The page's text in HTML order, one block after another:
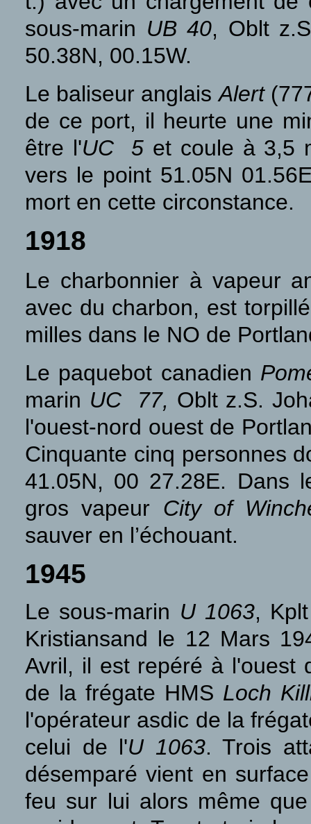
sous-marin UB 40, Oblt
50.38N, 00.15W.
Le baliseur anglaisAlert
de ce port, il heurte une
être l'UC 5 et coule à 3,5
vers le point 51.05N
mort en cette circonstance.
1918
Le charbonnier à vapeur
avec du charbon, est
milles dans le NO de
Le paquebot canadien
marin UC 77, Oblt z.S.
l'ouest-nord ouest de
Cinquante cinq personnes
41.05N, 00 27.28E. Dans
gros vapeur City of
sauver en l’échouant.
1945
Le sous-marin U 1063,
Kristiansand le 12 Mars
Avril, il est repéré à l'ouest
de la frégate HMS Loch
l'opérateur asdic de la
celui de l'U 1063. Trois
désemparé vient en
feu sur lui alors même